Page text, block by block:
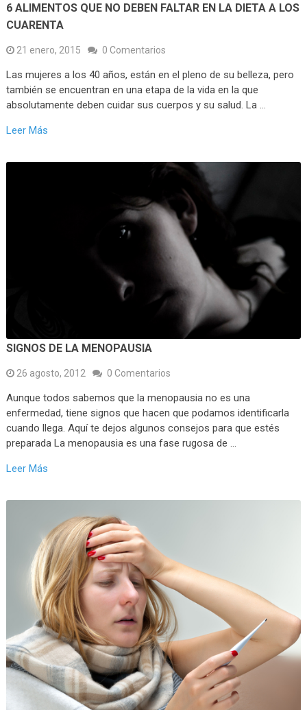
6 ALIMENTOS QUE NO DEBEN FALTAR EN LA DIETA A LOS
CUARENTA
21 enero, 2015 0 Comentarios
Las mujeres a los 40 años, están en el pleno de su belleza, pero
también se encuentran en una etapa de la vida en la que
absolutamente deben cuidar sus cuerpos y su salud. La …
Leer Más
SIGNOS DE LA MENOPAUSIA
26 agosto, 2012 0 Comentarios
Aunque todos sabemos que la menopausia no es una
enfermedad, tiene signos que hacen que podamos identificarla
cuando llega. Aquí te dejos algunos consejos para que estés
preparada La menopausia es una fase rugosa de …
Leer Más